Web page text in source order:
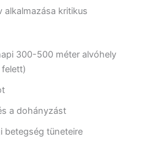
alkalmazása kritikus
300-500 méter alvóhely
a dohányzást
betegség tüneteire